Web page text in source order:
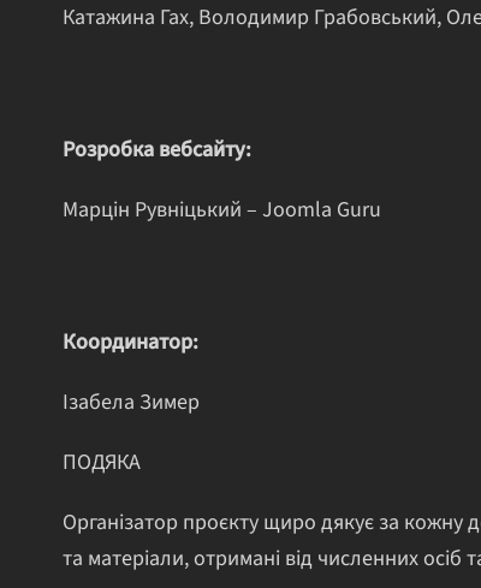
Катажина Гах, Володимир Грабовський,
Розробка вебсайту:
Марцін Рувніцький – Joomla Guru
Координатор:
Ізабела Зимер
ПОДЯКА
Організатор проєкту щиро дякує за кожну
та матеріали, отримані від численних осіб